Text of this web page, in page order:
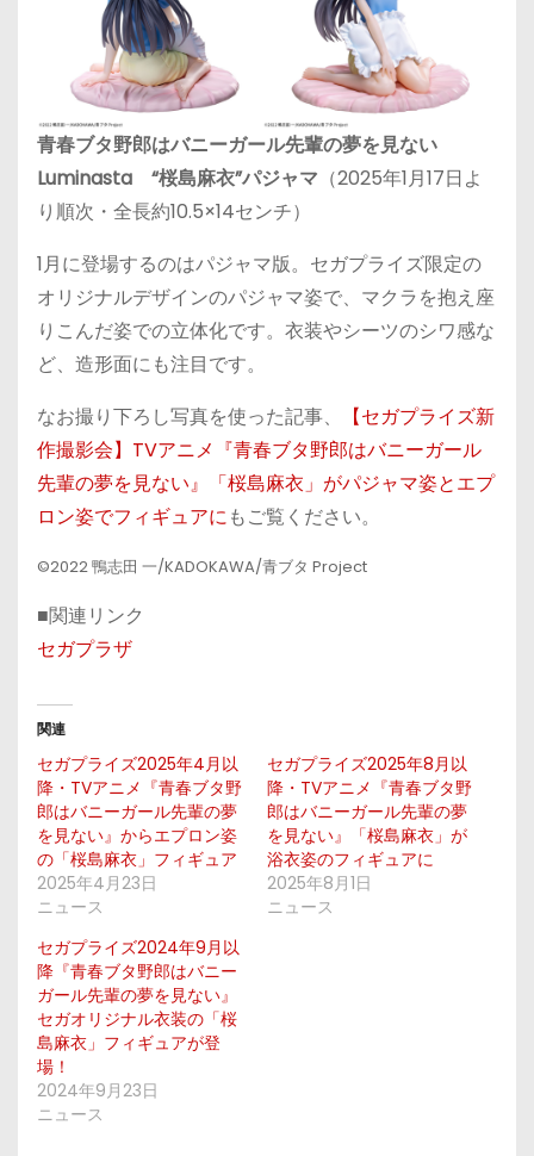
青春ブタ野郎はバニーガール先輩の夢を見ない
Luminasta “桜島麻衣”パジャマ （2025年1月17日よ
り順次・全長約10.5×14センチ）
1月に登場するのはパジャマ版。セガプライズ限定の
オリジナルデザインのパジャマ姿で、マクラを抱え座
りこんだ姿での立体化です。衣装やシーツのシワ感な
ど、造形面にも注目です。
なお撮り下ろし写真を使った記事、
【セガプライズ新
作撮影会】TVアニメ『青春ブタ野郎はバニーガール
先輩の夢を見ない』「桜島麻衣」がパジャマ姿とエプ
ロン姿でフィギュアにもご覧ください。
©2022 鴨志田 一/KADOKAWA/青ブタ Project
■関連リンク
セガプラザ
関連
セガプライズ2025年4月以
降・TVアニメ『青春ブタ野
郎はバニーガール先輩の夢
を見ない』からエプロン姿
の「桜島麻衣」フィギュア
2025年4月23日
ニュース
セガプライズ2025年8月以
降・TVアニメ『青春ブタ野
郎はバニーガール先輩の夢
を見ない』「桜島麻衣」が
浴衣姿のフィギュアに
2025年8月1日
ニュース
セガプライズ2024年9月以
降『青春ブタ野郎はバニー
ガール先輩の夢を見ない』
セガオリジナル衣装の「桜
島麻衣」フィギュアが登
場！
2024年9月23日
ニュース